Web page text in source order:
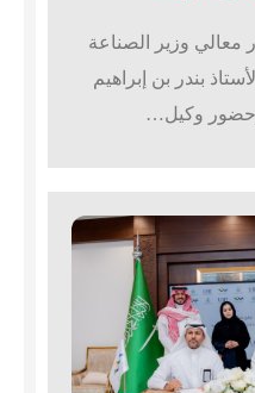
وزير الصناعة
بندر بن إبراهيم
وكيل…